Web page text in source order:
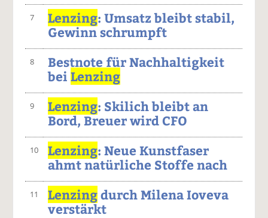
7 Lenzing: Umsatz bleibt stabil,
Gewinn schrumpft
8
Bestnote für Nachhaltigkeit
beiLenzing
9 Lenzing: Skilich bleibt an
Bord, Breuer wird CFO
10 Lenzing: Neue Kunstfaser
ahmt natürliche Stoffe nach
11 Lenzingdurch Milena Ioveva
verstärkt